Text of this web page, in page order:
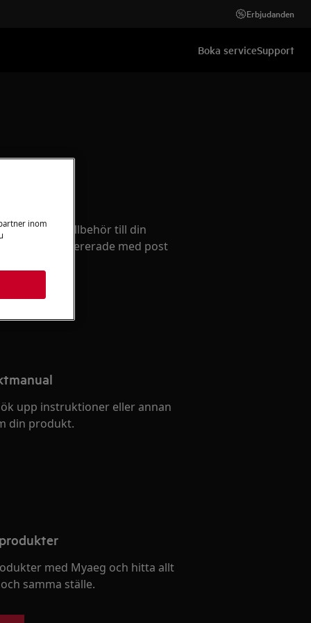
Erbjudanden
Boka serviceSupport
och tillbehör till din
få dem levererade med post
upp instruktioner eller annan
din produkt.
med Myaeg och hitta allt
samma ställe.
inom